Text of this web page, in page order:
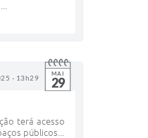
- 13h29 MAI
29
terá acesso
públicos...